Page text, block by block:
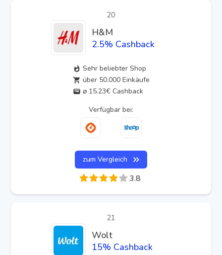
20
H&M
2.5% Cashback
Sehr beliebter Shop
über 50.000 Einkäufe
⌀ 15.23€ Cashback
Verfügbar bei:
zum Vergleich
3.8
21
Wolt
15% Cashback